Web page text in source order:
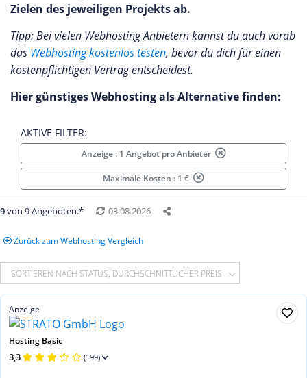
Zielen des jeweiligen Projekts ab.
Tipp: Bei vielen Webhosting Anbietern kannst du auch vorab
das Webhosting kostenlos testen, bevor du dich für einen
kostenpflichtigen Vertrag entscheidest.
Hier günstiges Webhosting als Alternative finden:
AKTIVE FILTER:
Anzeige : 1 Angebot pro Anbieter
Maximale Kosten : 1 €
9von 9 Angeboten.* 03.08.2026
Zurück zum Webhosting Vergleich
SORTIEREN NACH STATUS, DURCHSCHNITTLICHER PREIS
Anzeige
Hosting Basic
3,3 (199)